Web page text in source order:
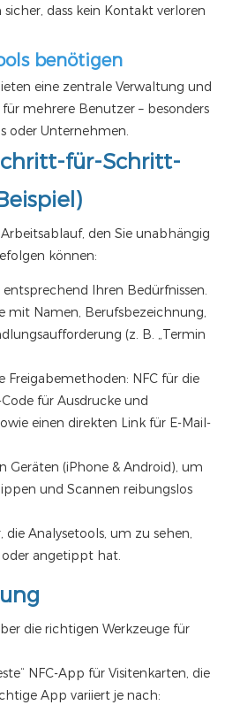
dass kein Kontakt verloren
benötigen
eine zentrale Verwaltung und
mehrere Benutzer – besonders
oder Unternehmen.
für-Schritt-
den Sie unabhängig
können:
Ihren Bedürfnissen.
mit Namen, Berufsbezeichnung,
(z. B. „Termin
Freigabemethoden: NFC für die
für Ausdrucke und
einen direkten Link für E-Mail-
Geräten (iPhone & Android), um
und Scannen reibungslos
die Analysetools, um zu sehen,
oder angetippt hat.
die richtigen Werkzeuge für
NFC-App für Visitenkarten, die
App variiert je nach: